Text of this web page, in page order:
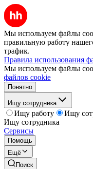
Мы используем файлы
правильную работу
трафик.
Правила использования
Мы используем файлы
файлов cookie
Понятно
Ищу сотрудника
Ищу работу
Ищу
Ищу сотрудника
Сервисы
Помощь
Ещё
Поиск